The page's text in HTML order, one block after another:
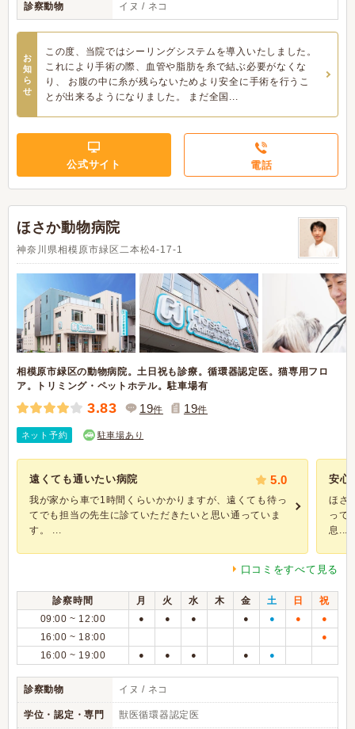
診察動物 イヌ / ネコ
お
知
ら
せ
この度、当院ではシーリングシステムを導入いたしました。
これにより手術の際、血管や脂肪を糸で結ぶ必要がなくな
り、 お腹の中に糸が残らないためより安全に手術を行うこ
とが出来るようになりました。 まだ全国...
公式サイト 電話
ほさか動物病院
神奈川県相模原市緑区二本松4-17-1
相模原市緑区の動物病院。土日祝も診療。循環器認定医。猫専用フロ
ア。トリミング・ペットホテル。駐車場有
3.83 19件 19件
ネット予約 駐車場あり
遠くても通いたい病院 5.0
我が家から車で1時間くらいかかりますが、遠くても待っ
てでも担当の先生に診ていただきたいと思い通っていま
す。 ...
安心
ほさ
って
息...
口コミをすべて見る
診察時間 月 火 水 木 金 土 日
祝
09:00 ~ 12:00
● ● ● ● ● ● ●
16:00 ~ 18:00 ●
16:00 ~ 19:00 ● ● ● ● ●
診察動物 イヌ / ネコ
学位・認定・専門 獣医循環器認定医